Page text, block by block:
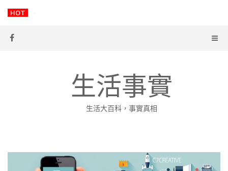
HOT
生活事實
生活大百科，事實真相